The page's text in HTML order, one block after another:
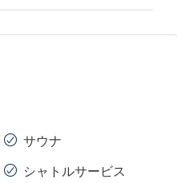
サウナ
シャトルサービス